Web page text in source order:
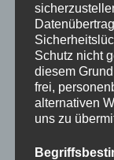
Hölzern an:
Schutz nicht
diesem
frei,
alternativen
uns zu